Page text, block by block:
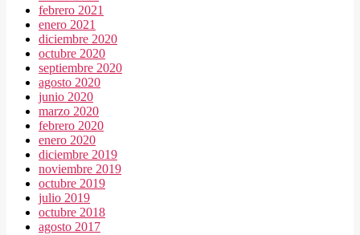
febrero 2021
enero 2021
diciembre 2020
octubre 2020
septiembre 2020
agosto 2020
junio 2020
marzo 2020
febrero 2020
enero 2020
diciembre 2019
noviembre 2019
octubre 2019
julio 2019
octubre 2018
agosto 2017